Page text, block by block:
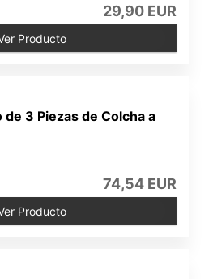
29,90 EUR
Producto
3 Piezas de Colcha a
74,54 EUR
Producto